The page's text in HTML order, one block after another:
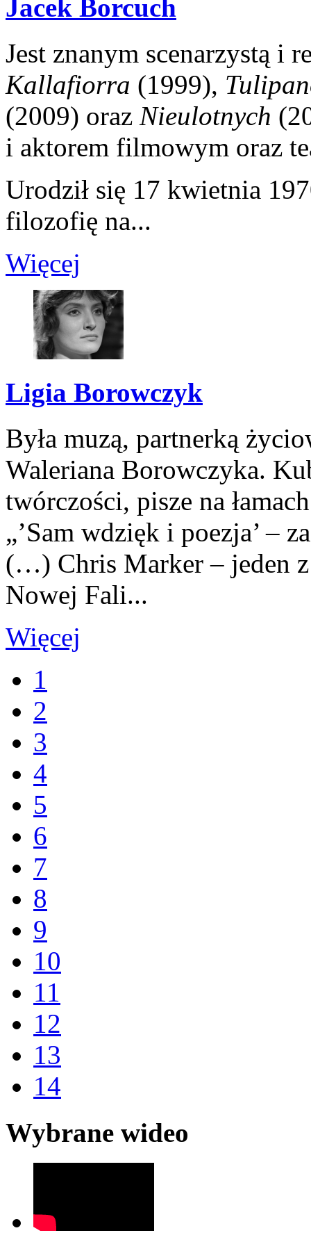
Jacek Borcuch
Jest znanym scenarzystą i
Kallafiorra (1999),
(2009) oraz Nieulotnych
i aktorem filmowym oraz
Urodził się 17 kwietnia
filozofię na...
Więcej
Ligia Borowczyk
Była muzą, partnerką
Waleriana Borowczyka.
twórczości, pisze na
„’Sam wdzięk i poezja’ –
(…) Chris Marker – jeden
Nowej Fali...
Więcej
1
2
3
4
5
6
7
8
9
10
11
12
13
14
Wybrane wideo